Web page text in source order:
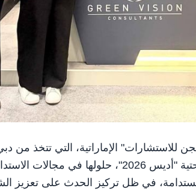
فيجن للاستشارات" الإماراتية، التي تتخذ من
مشاركتها في النسخة الثانية من قمّة أبوظبي للبنية التحتية "أديس
في ظل تركيز الحدث على تعزيز